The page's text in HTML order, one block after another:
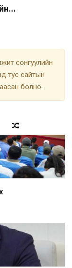
сонгуулийн
тус сайтын
болно.